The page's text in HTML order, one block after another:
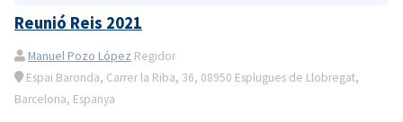
Reunió Reis 2021
Manuel Pozo López Regidor
Espai Baronda, Carrer la Riba, 36, 08950 Esplugues de Llobregat,
Barcelona, Espanya